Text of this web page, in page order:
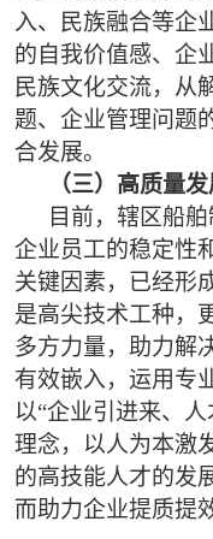
入、民族融合等企
的自我价值感、企
民族文化交流，从
题、企业管理问题
合发展。
（三）高质量
目前，辖区船
企业员工的稳定性
关键因素，已经形
是高尖技术工种，
多方力量，助力解
有效嵌入，运用专
以“企业引进来、
理念，以人为本激
的高技能人才的发
而助力企业提质提